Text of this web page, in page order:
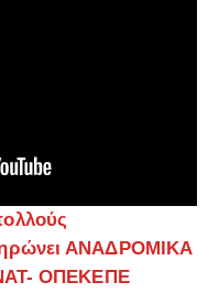
ΑΝΑΔΡΟΜΙΚΑ
ΟΠΕΚΕΠΕ